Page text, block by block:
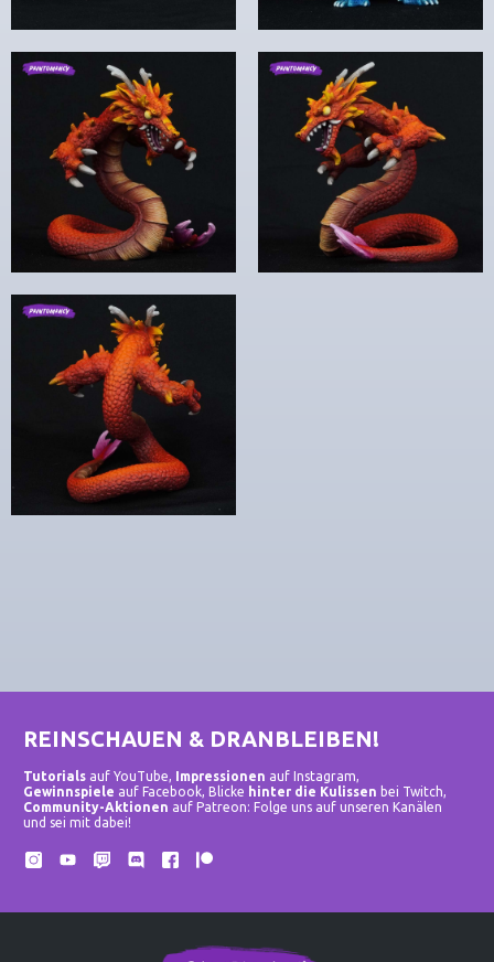
REINSCHAUEN & DRANBLEIBEN!
Tutorials auf YouTube, Impressionen auf Instagram,
Gewinnspiele auf Facebook, Blicke hinter die Kulissen bei Twitch,
Community-Aktionen auf Patreon: Folge uns auf unseren Kanälen
und sei mit dabei!